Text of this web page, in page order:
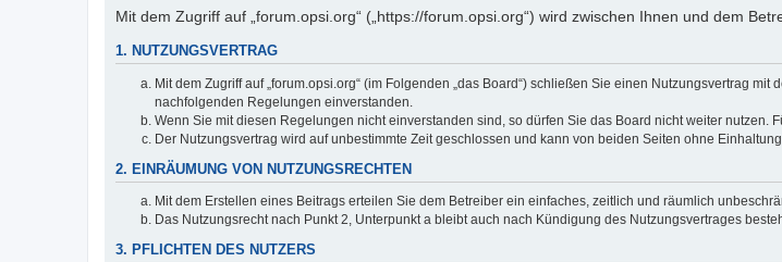
Mit dem Zugriff auf „forum.opsi.org“ („https://forum.opsi.org“) wird zwischen Ihnen und dem
1. NUTZUNGSVERTRAG
Mit dem Zugriff auf „forum.opsi.org“ (im Folgenden „das Board“) schließen Sie einen Nutzungsvertrag
nachfolgenden Regelungen einverstanden.
Wenn Sie mit diesen Regelungen nicht einverstanden sind, so dürfen Sie das Board nicht weiter
Der Nutzungsvertrag wird auf unbestimmte Zeit geschlossen und kann von beiden Seiten ohne
2. EINRÄUMUNG VON NUTZUNGSRECHTEN
Mit dem Erstellen eines Beitrags erteilen Sie dem Betreiber ein einfaches, zeitlich und räumlich
Das Nutzungsrecht nach Punkt 2, Unterpunkt a bleibt auch nach Kündigung des Nutzungsvertrages
3. PFLICHTEN DES NUTZERS